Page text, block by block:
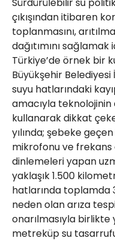
çıkışından itibaren
toplanmasını,
dağıtımını
Türkiye’de örnek bir
Büyükşehir
suyu hatlarındaki
amacıyla teknolojinin
kullanarak dikkat
yılında; şebeke
mikrofonu ve frekans
dinlemeleri yapan
yaklaşık 1.500
hatlarında toplamda
neden olan arıza
onarılmasıyla birlikte
metreküp su